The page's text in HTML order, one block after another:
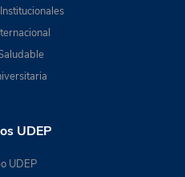
UDEP
UDEP